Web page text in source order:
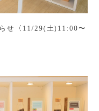
せ〈11/29(土)11:00〜